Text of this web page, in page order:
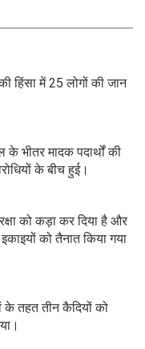
हिंसा में 25 लोगों की जान
भीतर मादक पदार्थों की
के बीच हुई।
को कड़ा कर दिया है और
को तैनात किया गया
के तहत तीन कैदियों को